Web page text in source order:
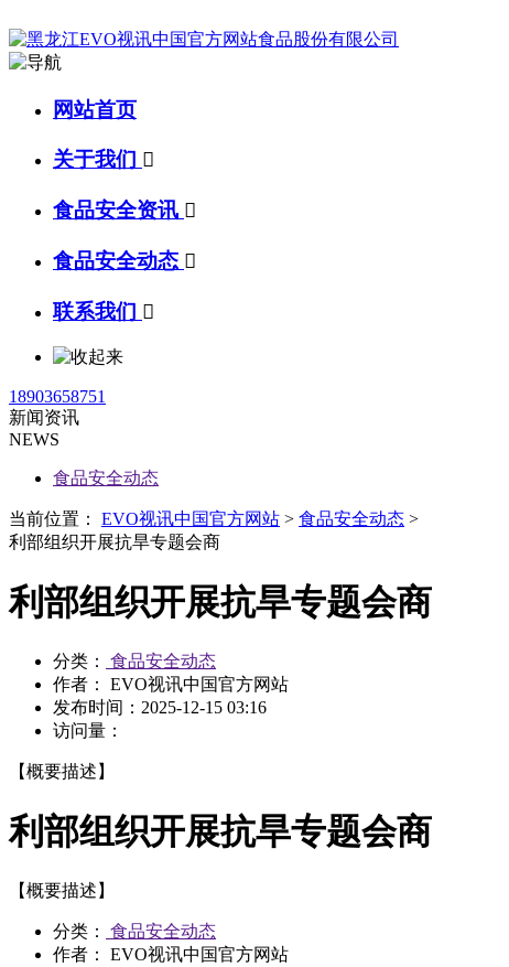
网站首页
关于我们 
食品安全资讯 
食品安全动态 
联系我们 
18903658751
新闻资讯
NEWS
食品安全动态
当前位置： EVO视讯中国官方网站 > 食品安全动态 >
利部组织开展抗旱专题会商
利部组织开展抗旱专题会商
分类：
食品安全动态
作者： EVO视讯中国官方网站
发布时间： 2025-12-15 03:16
访问量：
【概要描述】
利部组织开展抗旱专题会商
【概要描述】
分类：
食品安全动态
作者： EVO视讯中国官方网站